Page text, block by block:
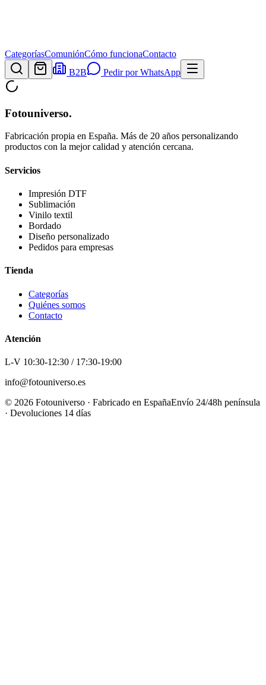
CategoríasComuniónCómo funcionaContacto
B2B
Pedir por WhatsApp
Fotouniverso.
Fabricación propia en España. Más de 20 años personalizando
productos con la mejor calidad y atención cercana.
Servicios
Impresión DTF
Sublimación
Vinilo textil
Bordado
Diseño personalizado
Pedidos para empresas
Tienda
Categorías
Quiénes somos
Contacto
Atención
L-V 10:30-12:30 / 17:30-19:00
info@fotouniverso.es
© 2026 Fotouniverso · Fabricado en EspañaEnvío 24/48h península
· Devoluciones 14 días